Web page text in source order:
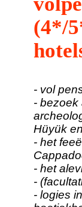
(4*/
- vol
- bezoek
Hüyük
- het
- het
-
- logies